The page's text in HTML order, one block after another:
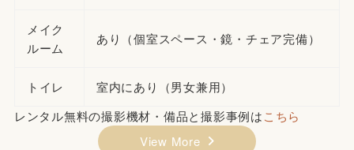
メイク
ルーム
あり（個室スペース・鏡・チェア完備）
トイレ
室内にあり（男女兼用）
レンタル無料の撮影機材・備品と撮影事例はこちら
View More